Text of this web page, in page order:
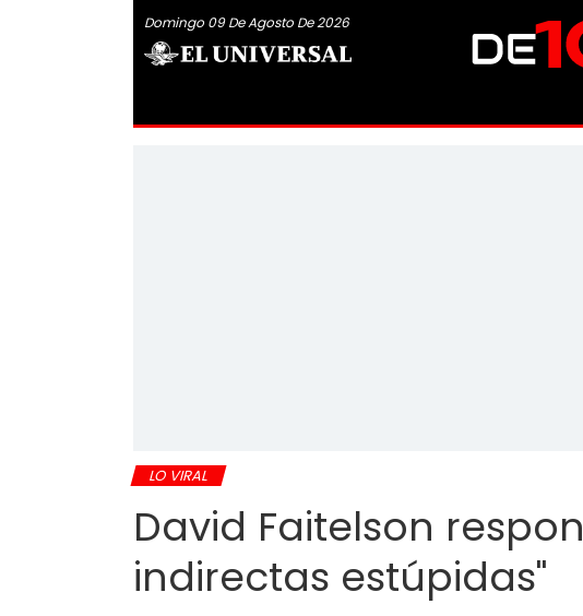
Domingo 09 De Agosto De 2026
LO VIRAL
David Faitelson
indirectas estúpidas"